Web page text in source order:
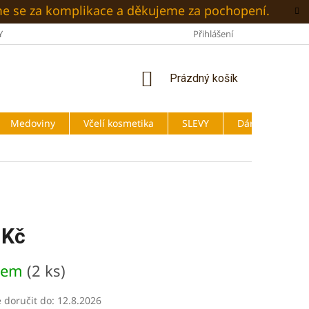
se za komplikace a děkujeme za pochopení.
OBCHODNÍ PODMÍNKY
Přihlášení
NÁKUPNÍ
Prázdný košík
Medoviny Včelí kosmetika SLEVY
Dárky
(2 ks)
doručit do: 12.8.2026